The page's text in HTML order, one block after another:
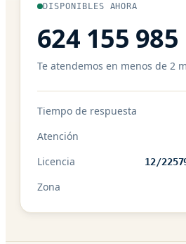
DISPONIBLES AHORA
624 155 985
Te atendemos en menos de 2
Tiempo de respuesta
Atención
Licencia 12/
Zona